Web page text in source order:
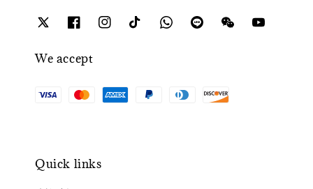
We accept
Quick links